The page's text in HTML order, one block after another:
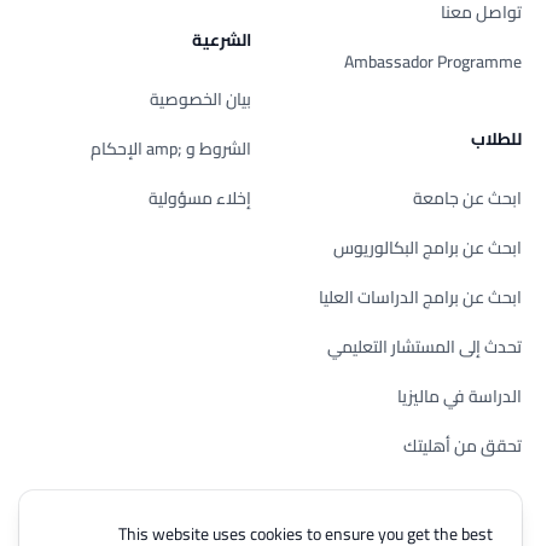
This website uses cookies to ensure you get the best
تواصل معنا
Ambassador Programme
للطلاب
ابحث عن جامعة
ابحث عن برامج البكالوريوس
ابحث عن برامج الدراسات العليا
تحدث إلى المستشار التعليمي
الدراسة في ماليزيا
تحقق من أهليتك
الشرعية
بيان الخصوصية
الشروط و ;amp الإحكام
إخلاء مسؤولية